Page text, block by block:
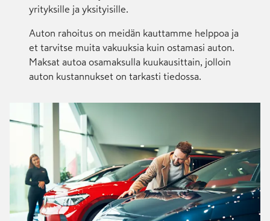
yrityksille ja yksityisille.
Auton rahoitus on meidän kauttamme helppoa ja
et tarvitse muita vakuuksia kuin ostamasi auton.
Maksat autoa osamaksulla kuukausittain, jolloin
auton kustannukset on tarkasti tiedossa.